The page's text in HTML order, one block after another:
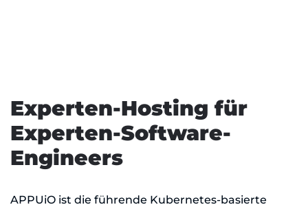
Experten-Hosting für
Experten-Software-
Engineers
APPUiO ist die führende Kubernetes-basierte